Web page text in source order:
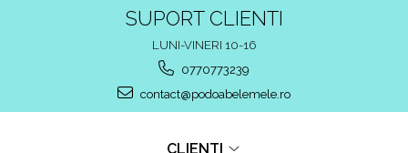
SUPORT CLIENTI
LUNI-VINERI 10-16
0770773239
contact@podoabelemele.ro
CLIENTI